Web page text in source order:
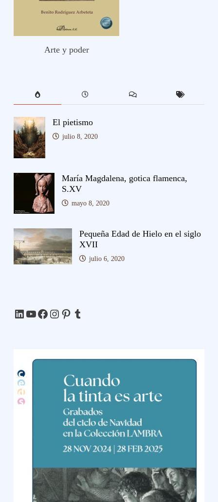
Arte y poder
El pietismo
julio 8, 2020
María Magdalena, gotica flamenca,
S.XV
mayo 8, 2020
Pequeña Edad de Hielo en el siglo
XVII
julio 6, 2020
LinkedIn
YouTube
Facebook
Instagram
Pinterest
Tumblr